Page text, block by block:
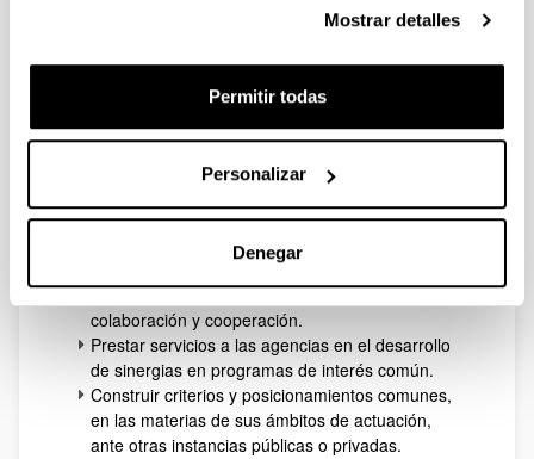
Mostrar detalles
Permitir todas
Personalizar
Denegar
aglutinar a las agencias de desarrollo constituidas por
las instituciones locales del País Vasco y que tiene los
carácter endógeno a nivel local; trabajar su
proyección estratégica y su aplicación operativa.
Fomentar el intercambio de información y
conocimiento desarrollando proyectos de
colaboración y cooperación.
Prestar servicios a las agencias en el desarrollo
de sinergias en programas de interés común.
Construir criterios y posicionamientos comunes,
en las materias de sus ámbitos de actuación,
ante otras instancias públicas o privadas.